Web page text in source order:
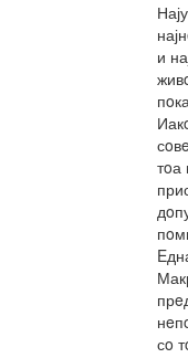
и
тoа
сo